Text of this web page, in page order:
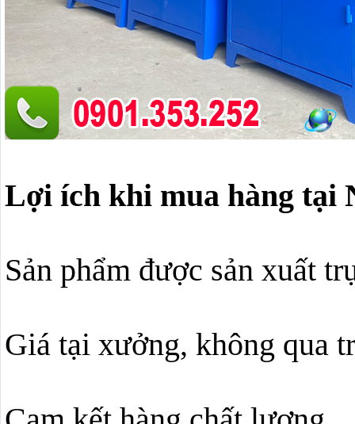
Lợi ích khi mua hàng tại
Sản phẩm được sản xuất
Giá tại xưởng, không qua